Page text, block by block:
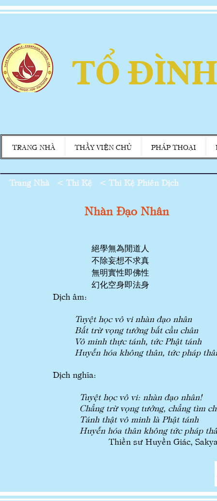
TỔ
TRANG NHÀ THẦY VIỆN CHỦ PHÁP THOẠI
Trang Nhà< Thi Kệ < Thi Kệ Phiên Dịch
Nhàn Đạo Nhân
絕學無為閒道人
不除妄想不求真
無明實性即佛性
幻化空身即法身
Dịch âm:
Tuyệt học vô vi nhàn đạo nhân
Bất trừ vọng tưởng bất cầu chân
Vô minh thực tánh, tức Phật tánh
Huyễn hóa không thân, tức pháp
Dịch nghĩa:
Tuyệt học vô vi: nhàn đạo nhân!
Chẳng trừ vọng tưởng, chẳng tìm
Tánh thật vô minh là Phật tánh
Huyễn hóa thân không tức pháp
Thiền sư Huyền Giác, Sakya